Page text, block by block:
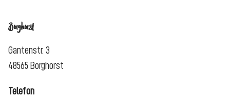
Borghorst
Gantenstr. 3
48565 Borghorst
Telefon